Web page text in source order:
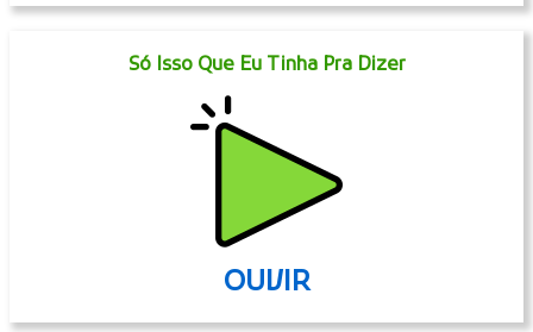
Só Isso Que Eu Tinha Pra Dizer
OUVIR